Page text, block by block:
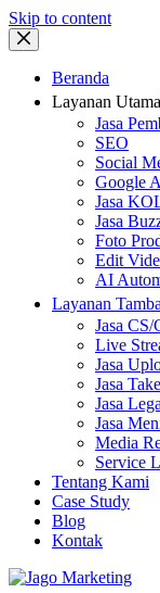
Skip to content
Beranda
Layanan Utama
Jasa
SEO
Social
Google
Jasa
Jasa
Foto
Edit
AI
Layanan
Jasa
Live
Jasa
Jasa
Jasa
Jasa
Media
Service
Tentang Kami
Case Study
Blog
Kontak